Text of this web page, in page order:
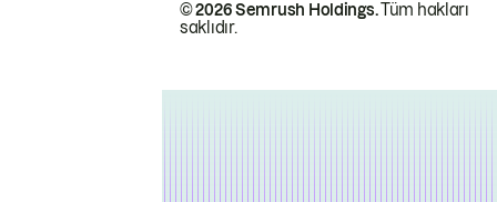
© 2026 Semrush Holdings.Tüm hakları
saklıdır.